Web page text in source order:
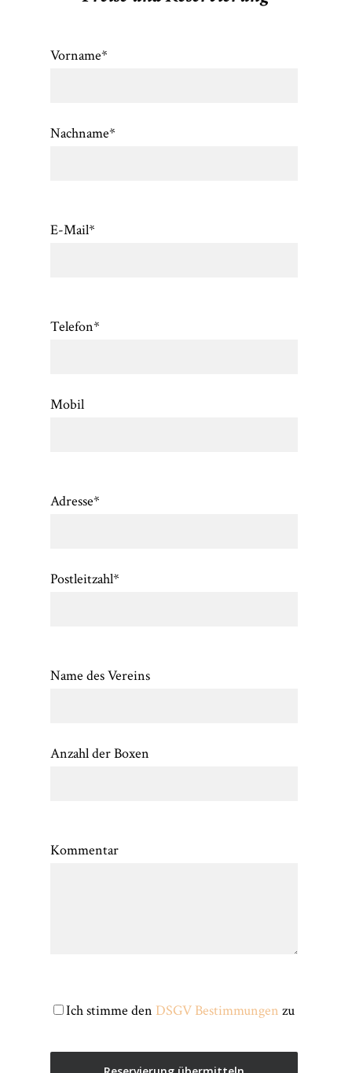
Vorname*
Nachname*
E-Mail*
Telefon*
Mobil
Adresse*
Postleitzahl*
Name des Vereins
Anzahl der Boxen
Kommentar
Ich stimme den DSGV Bestimmungen zu